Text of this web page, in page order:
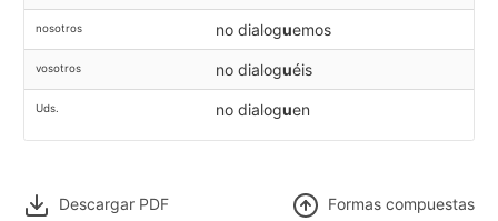
nosotros no dialoguemos
vosotros no dialoguéis
Uds. no dialoguen
Descargar PDF Formas compuestas